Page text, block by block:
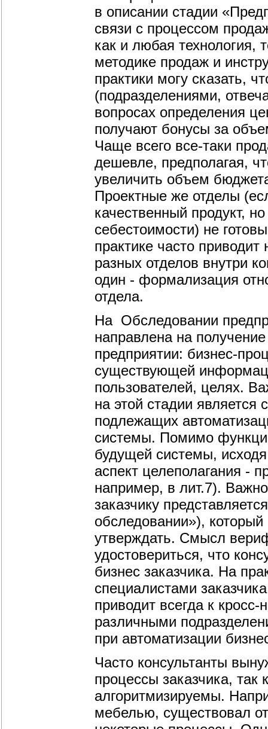
в описании стадии
связи с процессом
как и любая технология,
методике продаж и
практики могу сказать,
(подразделениями,
вопросах определения
получают бонусы за
Чаще всего все-таки
дешевле, предполагая,
увеличить объем
Проектные же отделы
качественный продукт,
себестоимости) не
практике часто
разных отделов внутри
один - формализация
отдела.
На Обследовании
направлена на
предприятии: бизнес-
существующей
пользователей, целях.
на этой стадии является
подлежащих
системы. Помимо
будущей системы,
аспект целеполагания -
например, в лит.7).
заказчику
обследовании»),
утверждать. Смысл
удостовериться, что
бизнес заказчика. На
специалистами
приводит всегда к
различными
при автоматизации
Часто консультанты
процессы заказчика, так
алгоритмизируемы.
мебелью, существовал